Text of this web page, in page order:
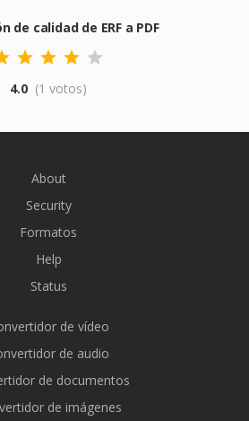
de calidad de ERF a PDF
4.0 (1 votos)
About
Security
Formatos
Help
Status
de vídeo
de audio
de documentos
de imágenes